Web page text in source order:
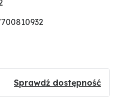
Sprawdź dostępność